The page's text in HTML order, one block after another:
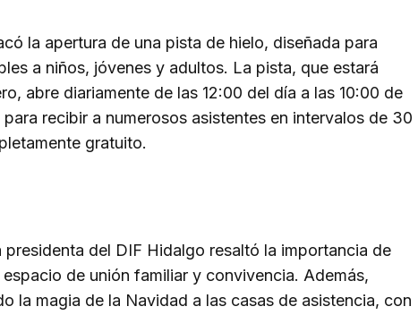
la apertura de una pista de hielo, diseñada para
a niños, jóvenes y adultos. La pista, que estará
abre diariamente de las 12:00 del día a las 10:00 de
recibir a numerosos asistentes en intervalos de 30
gratuito.
presidenta del DIF Hidalgo resaltó la importancia de
de unión familiar y convivencia. Además,
la magia de la Navidad a las casas de asistencia, con